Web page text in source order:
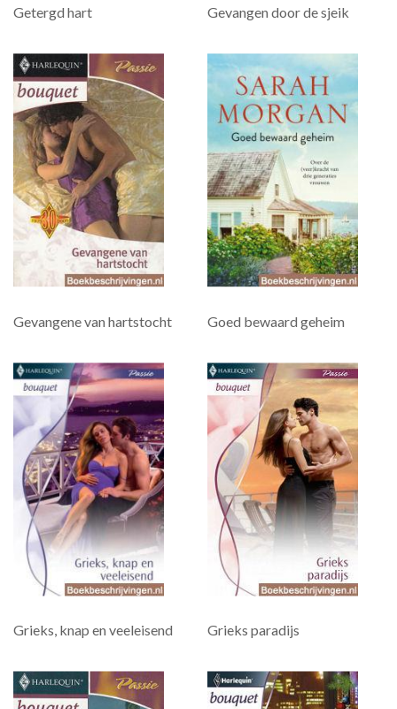
Getergd hart Gevangen door de sjeik
Gevangene van hartstocht Goed bewaard geheim
Grieks, knap en veeleisend Grieks paradijs